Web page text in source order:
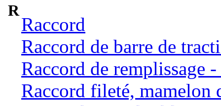
R
Raccord
Raccord de barre de
Raccord de remplissage
Raccord fileté, mamelon